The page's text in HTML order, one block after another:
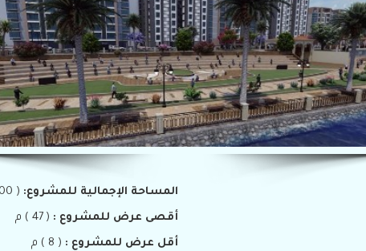
المساحة الإجمالية للمشروع: ( 32500 ) م
أقصى عرض للمشروع : ( 47 ) م
أقل عرض للمشروع : ( 8 ) م